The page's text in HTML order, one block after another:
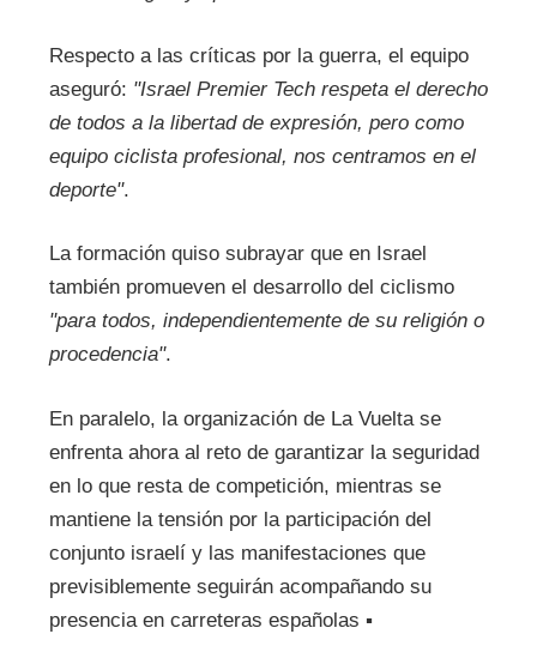
Respecto a las críticas por la guerra, el equipo
aseguró: "Israel Premier Tech respeta el derecho
de todos a la libertad de expresión, pero como
equipo ciclista profesional, nos centramos en el
deporte".
La formación quiso subrayar que en Israel
también promueven el desarrollo del ciclismo
"para todos, independientemente de su religión o
procedencia".
En paralelo, la organización de La Vuelta se
enfrenta ahora al reto de garantizar la seguridad
en lo que resta de competición, mientras se
mantiene la tensión por la participación del
conjunto israelí y las manifestaciones que
previsiblemente seguirán acompañando su
presencia en carreteras españolas ▪